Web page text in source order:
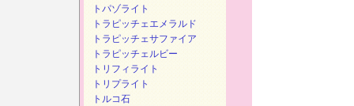
トパゾライト
トラピッチェエメラルド
トラピッチェサファイア
トラピッチェルビー
トリフィライト
トリプライト
トルコ石